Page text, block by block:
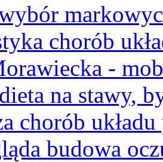
chorób
-
na stawy,
chorób
budowa